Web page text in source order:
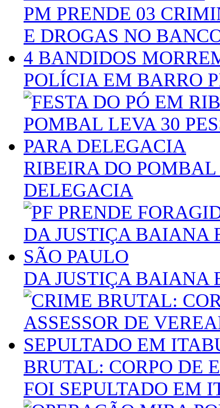
PM PRENDE 03
E DROGAS NO
4 BANDIDOS
POLÍCIA EM BARRO
RIBEIRA DO POMBAL
DELEGACIA
DA JUSTIÇA BAIANA
BRUTAL: CORPO DE
FOI SEPULTADO EM